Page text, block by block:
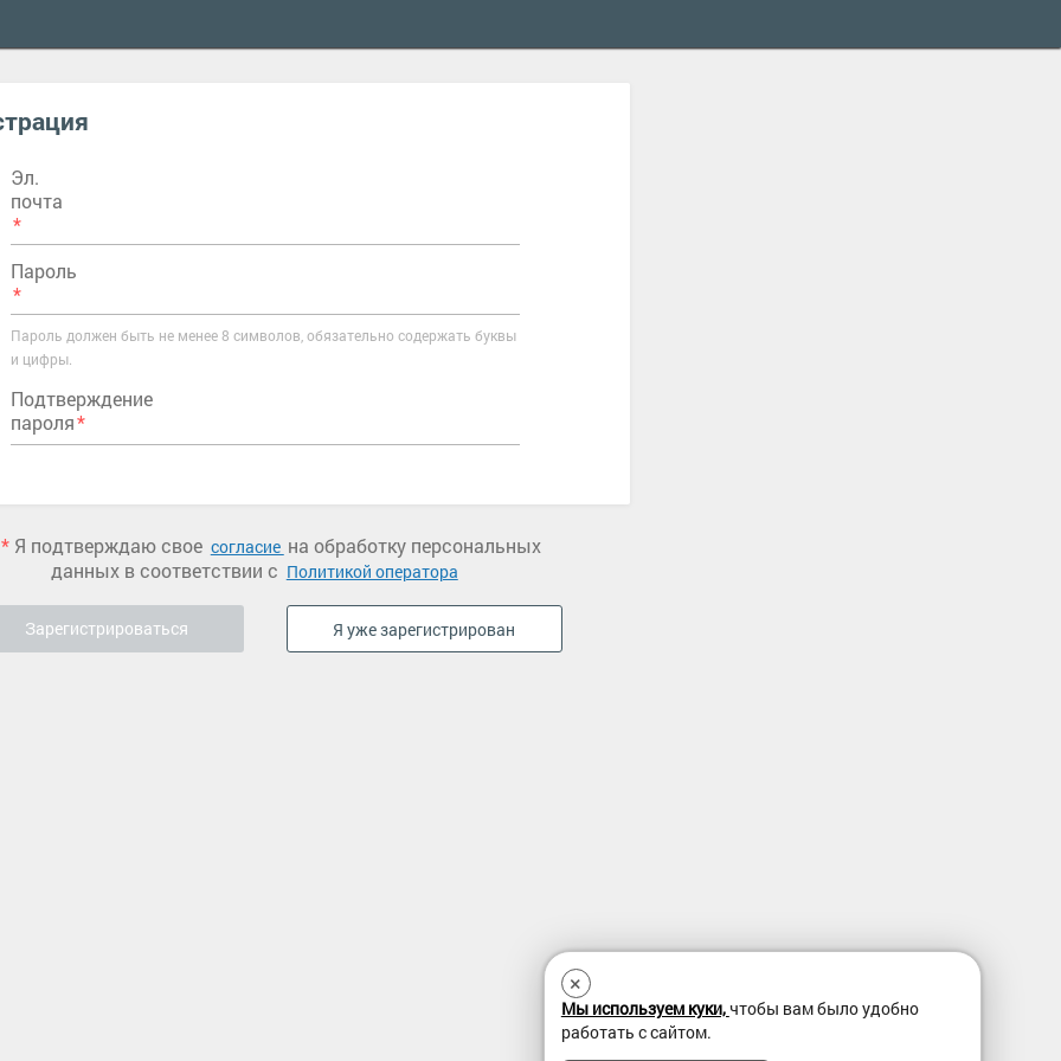
Эл.
почта
Пароль
Пароль должен быть не менее 8 символов, обязательно содержать буквы
и цифры.
Подтверждение
пароля
*Я подтверждаю свое согласие на обработку персональных
данных в соответствии с Политикой оператора
×
Мы используем куки,чтобы вам было удобно
работать с сайтом.